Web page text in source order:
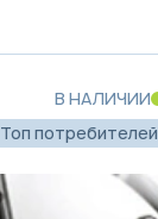
В НАЛИЧИИ
Топ потребителей